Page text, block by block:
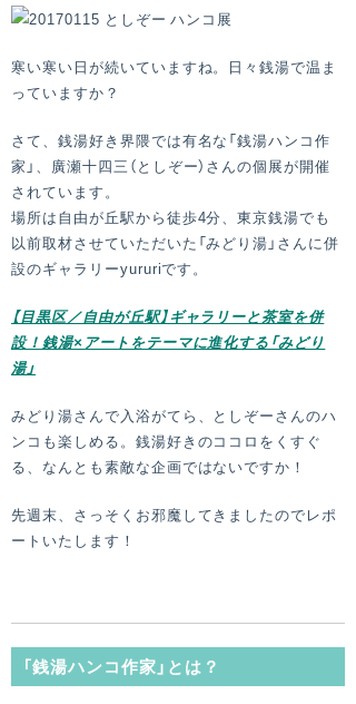
寒い寒い日が続いていますね。日々銭湯で温ま
っていますか？
さて、銭湯好き界隈では有名な「銭湯ハンコ作
家」、廣瀬十四三（としぞー）さんの個展が開催
されています。
場所は自由が丘駅から徒歩4分、東京銭湯でも
以前取材させていただいた「みどり湯」さんに併
設のギャラリーyururiです。
【目黒区／自由が丘駅】ギャラリーと茶室を併
設！銭湯×アートをテーマに進化する「みどり
湯」
みどり湯さんで入浴がてら、としぞーさんのハ
ンコも楽しめる。銭湯好きのココロをくすぐ
る、なんとも素敵な企画ではないですか！
先週末、さっそくお邪魔してきましたのでレポ
ートいたします！
「銭湯ハンコ作家」とは？